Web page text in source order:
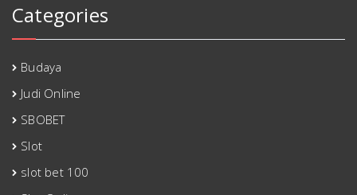
Categories
Budaya
Judi Online
SBOBET
Slot
slot bet 100